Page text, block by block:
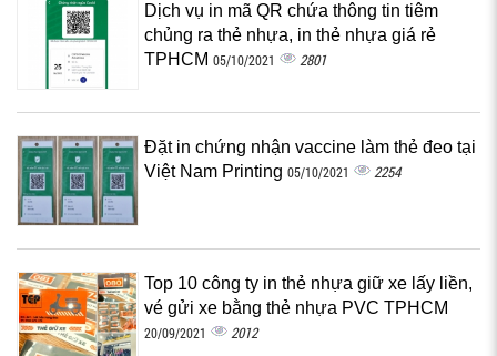
Dịch vụ in mã QR chứa thông tin tiêm
chủng ra thẻ nhựa, in thẻ nhựa giá rẻ
TPHCM 05/10/2021 2801
Đặt in chứng nhận vaccine làm thẻ đeo tại
Việt Nam Printing 05/10/2021 2254
Top 10 công ty in thẻ nhựa giữ xe lấy liền,
vé gửi xe bằng thẻ nhựa PVC TPHCM
20/09/2021 2012